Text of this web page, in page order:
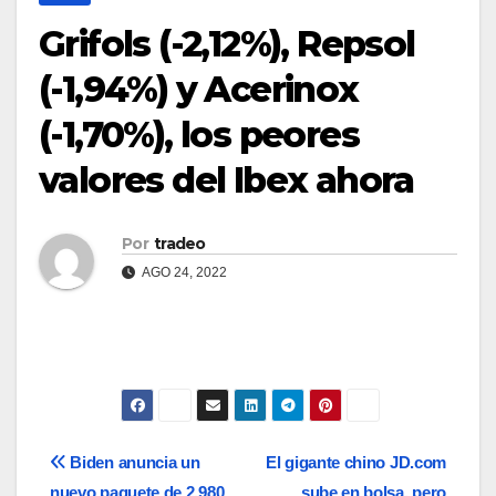
Grifols (-2,12%), Repsol
(-1,94%) y Acerinox
(-1,70%), los peores
valores del Ibex ahora
Por tradeo
AGO 24, 2022
Navegación
El gigante chino JD.com
sube en bolsa, pero
Biden anuncia un
nuevo paquete de 2.980